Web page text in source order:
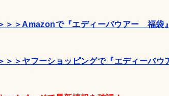
＞＞Amazonで『エディーバウアー 福袋
＞＞ヤフーショッピングで『エディーバ